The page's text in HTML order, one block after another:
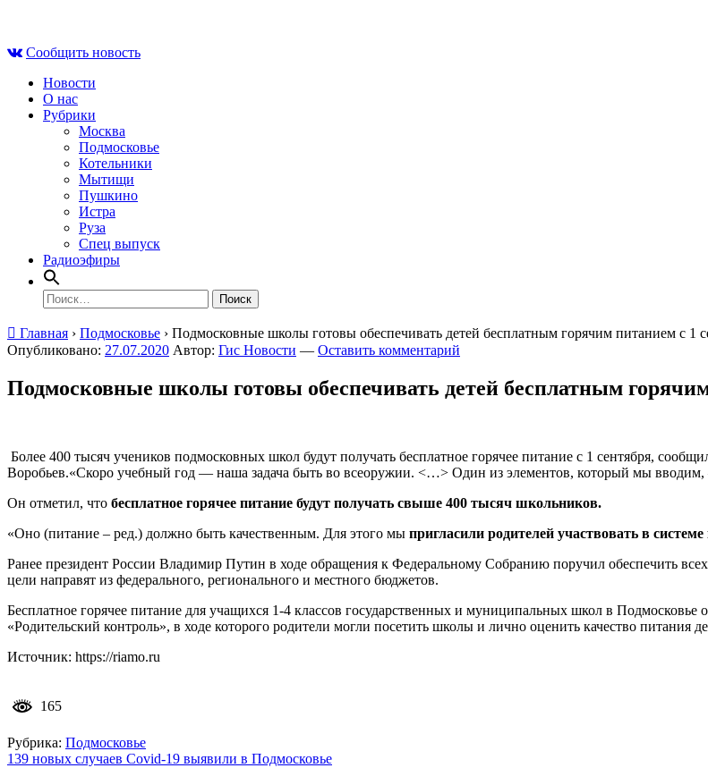
contentСообщить новость
Новости
О нас
Рубрики
Москва
Подмосковье
Котельники
Мытищи
Пушкино
Истра
Руза
Спец выпуск
Радиоэфиры
Найти:
Главная › Подмосковье › Подмосковные школы готовы обеспечивать детей бесплатным горячим питанием с 1
Опубликовано: 27.07.2020 Автор: Гис Новости — Оставить комментарий
Подмосковные школы готовы обеспечивать детей бесплатным
Более 400 тысяч учеников подмосковных школ будут получать бесплатное горячее питание с 1 сентября,
Воробьев.«Скоро учебный год — наша задача быть во всеоружии. <…> Один из элементов, который мы вводим,
Он отметил, что бесплатное горячее питание будут получать свыше 400 тысяч школьников.
«Оно (питание – ред.) должно быть качественным. Для этого мы пригласили родителей участвовать в
Ранее президент России Владимир Путин в ходе обращения к Федеральному Собранию поручил обеспечить
цели направят из федерального, регионального и местного бюджетов.
Бесплатное горячее питание для учащихся 1-4 классов государственных и муниципальных школ в Подмосковье
«Родительский контроль», в ходе которого родители могли посетить школы и лично оценить качество питания
Источник: https://riamo.ru
165
Рубрика: Подмосковье
Навигация
139 новых случаев Covid‑19 выявили в Подмосковье